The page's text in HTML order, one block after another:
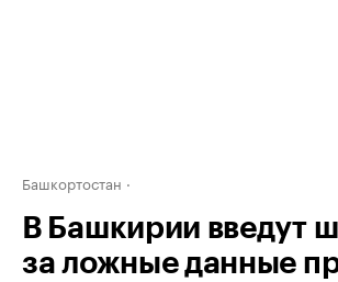
Башкортостан
В Башкирии введут
за ложные данные